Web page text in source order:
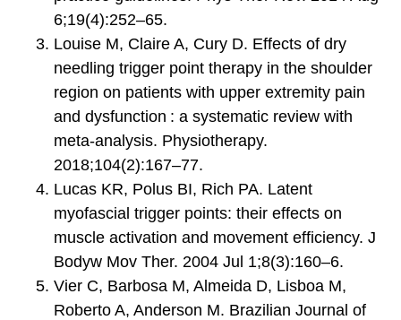
6;19(4):252–65.
Louise M, Claire A, Cury D. Effects of dry
needling trigger point therapy in the shoulder
region on patients with upper extremity pain
and dysfunction : a systematic review with
meta-analysis. Physiotherapy.
2018;104(2):167–77.
Lucas KR, Polus BI, Rich PA. Latent
myofascial trigger points: their effects on
muscle activation and movement efficiency. J
Bodyw Mov Ther. 2004 Jul 1;8(3):160–6.
Vier C, Barbosa M, Almeida D, Lisboa M,
Roberto A, Anderson M. Brazilian Journal of